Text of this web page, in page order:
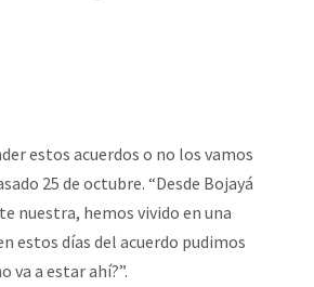
estos acuerdos o no los vamos
25 de octubre. “Desde Bojayá
nuestra, hemos vivido en una
estos días del acuerdo pudimos
va a estar ahí?”.